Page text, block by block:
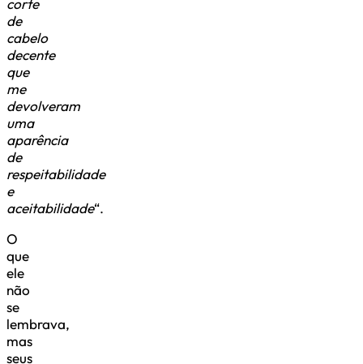
corte
de
cabelo
decente
que
me
devolveram
uma
aparência
de
respeitabilidade
e
aceitabilidade“.
O
que
ele
não
se
lembrava,
mas
seus